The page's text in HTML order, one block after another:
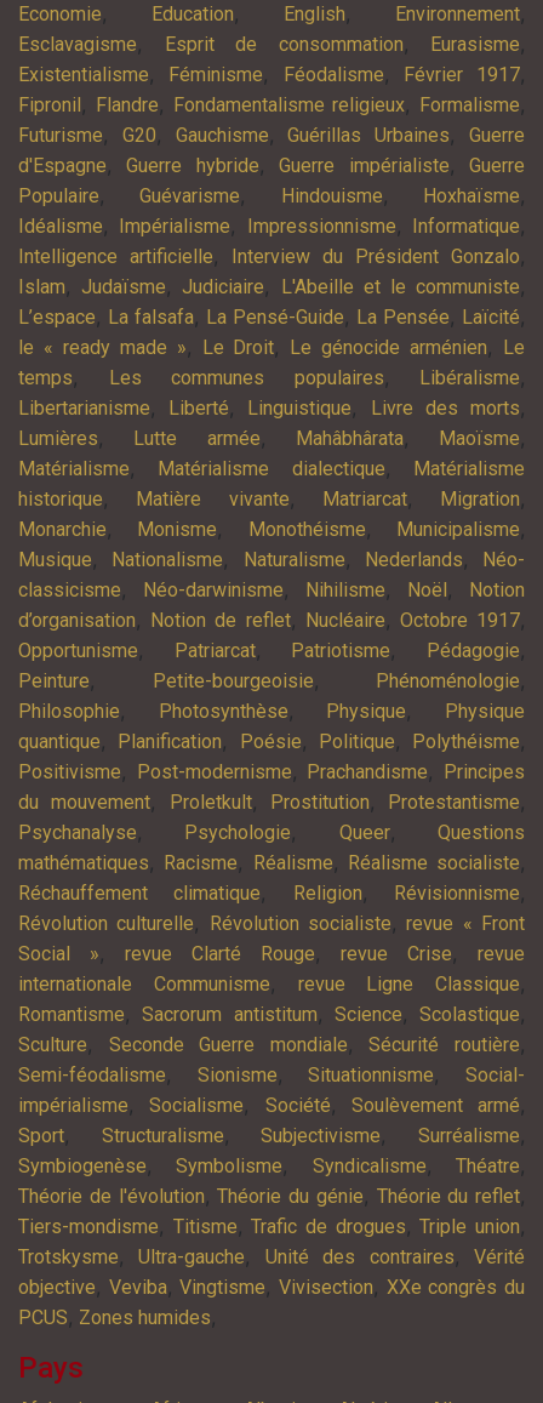
Economie, Education, English, Environnement,
Esclavagisme, Esprit de consommation, Eurasisme,
Existentialisme, Féminisme, Féodalisme, Février 1917,
Fipronil , Flandre, Fondamentalisme religieux, Formalisme,
Futurisme, G20, Gauchisme,Guérillas Urbaines,Guerre
d'Espagne,Guerre hybride,Guerre impérialiste,Guerre
Populaire,Guévarisme, Hindouisme, Hoxhaïsme,
Idéalisme, Impérialisme, Impressionnisme, Informatique,
Intelligence artificielle, Interview du Président Gonzalo,
Islam, Judaïsme, Judiciaire, L'Abeille et le communiste,
L’espace, La falsafa, La Pensé-Guide, La Pensée, Laïcité,
le « ready made », Le Droit, Le génocide arménien,
Le
temps, Les communes populaires, Libéralisme,
Libertarianisme, Liberté, Linguistique, Livre des morts,
Lumières, Lutte armée, Mahâbhârata, Maoïsme,
Matérialisme, Matérialisme dialectique,
Matérialisme
historique, Matière vivante, Matriarcat, Migration,
Monarchie, Monisme, Monothéisme, Municipalisme,
Musique, Nationalisme, Naturalisme, Nederlands,
Néo-
classicisme, Néo-darwinisme, Nihilisme, Noël ,
Notion
d’organisation, Notion de reflet, Nucléaire, Octobre 1917,
Opportunisme, Patriarcat, Patriotisme, Pédagogie,
Peinture, Petite-bourgeoisie, Phénoménologie,
Philosophie, Photosynthèse, Physique,
Physique
quantique, Planification, Poésie, Politique, Polythéisme,
Positivisme, Post-modernisme, Prachandisme,
Principes
du mouvement, Proletkult, Prostitution, Protestantisme,
Psychanalyse, Psychologie, Queer,Questions
mathématiques, Racisme, Réalisme, Réalisme socialiste,
Réchauffement climatique, Religion, Révisionnisme,
Révolution culturelle, Révolution socialiste,revue « Front
Social », revue Clarté Rouge, revue Crise, revue
internationale Communisme, revue Ligne Classique,
Romantisme,Sacrorum antistitum, Science, Scolastique,
Sculture, Seconde Guerre mondiale,Sécurité routière,
Semi-féodalisme, Sionisme,Situationnisme,Social-
impérialisme,Socialisme, Société, Soulèvement armé,
Sport, Structuralisme,Subjectivisme,Surréalisme,
Symbiogenèse,Symbolisme, Syndicalisme,Théatre,
Théorie de l'évolution,Théorie du génie, Théorie du reflet,
Tiers-mondisme, Titisme,Trafic de drogues,Triple union,
Trotskysme,Ultra-gauche, Unité des contraires,Vérité
objective, Veviba,Vingtisme,Vivisection, XXe congrès du
PCUS, Zones humides,
Pays